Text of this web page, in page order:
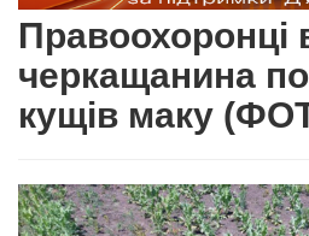
Правоохоронці
черкащанина
кущів маку